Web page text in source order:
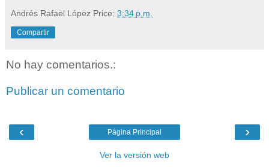
Andrés Rafael López Price: 3:34 p.m.
Compartir
No hay comentarios.:
Publicar un comentario
‹ ›
Página Principal
Ver la versión web